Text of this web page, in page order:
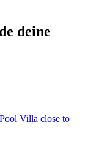
deine
Villa close to